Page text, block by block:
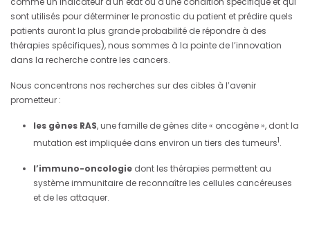
sont utilisés pour déterminer le pronostic du patient et prédire quels
patients auront la plus grande probabilité de répondre à des
thérapies spécifiques), nous sommes à la pointe de l’innovation
dans la recherche contre les cancers.
Nous concentrons nos recherches sur des cibles à l’avenir
prometteur :
les gènes RAS, une famille de gènes dite « oncogène », dont la
mutation est impliquée dans environ un tiers des tumeurs1.
l’immuno-oncologie dont les thérapies permettent au
système immunitaire de reconnaître les cellules cancéreuses
et de les attaquer.